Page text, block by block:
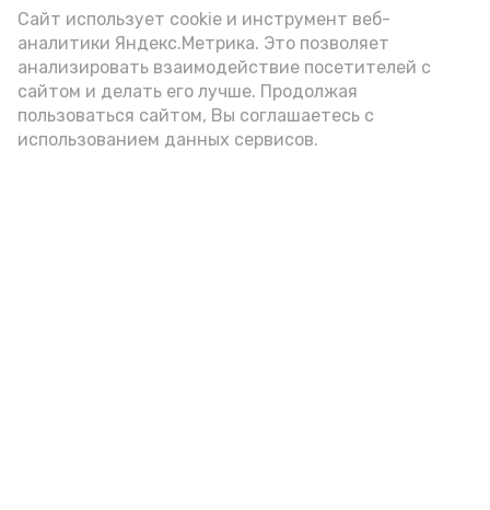
Сайт использует cookie и инструмент веб-
аналитики Яндекс.Метрика. Это позволяет
анализировать взаимодействие посетителей с
сайтом и делать его лучше. Продолжая
пользоваться сайтом, Вы соглашаетесь с
использованием данных сервисов.